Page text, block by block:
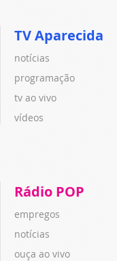
TV Aparecida
notícias
programação
tv ao vivo
vídeos
Rádio POP
empregos
notícias
ouça ao vivo